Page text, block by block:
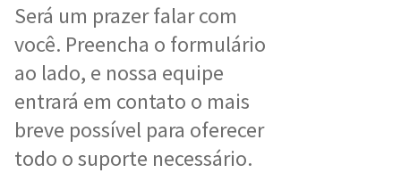
Será um prazer falar com
você. Preencha o formulário
ao lado, e nossa equipe
entrará em contato o mais
breve possível para oferecer
todo o suporte necessário.